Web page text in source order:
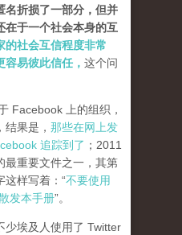
名折损了一部分，但并
在于一个社会本身的互
的社会互信程度非常
易彼此信任， 这个问
Facebook 上的组织，
果是， 那些在网上发
追踪到了 ；2011
最重要文件之一，其第
这样写着：“不要使用
发本手册”。
少埃及人使用了 Twitter